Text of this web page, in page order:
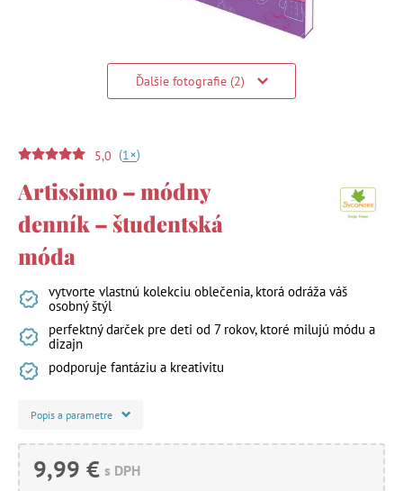
Ďalšie fotografie (2)
5,0 (1+)
Artissimo – módny
denník – študentská
móda
vytvorte vlastnú kolekciu oblečenia, ktorá odráža váš
osobný štýl
perfektný darček pre deti od 7 rokov, ktoré milujú módu a
dizajn
podporuje fantáziu a kreativitu
Popis a parametre
9,99 € s DPH